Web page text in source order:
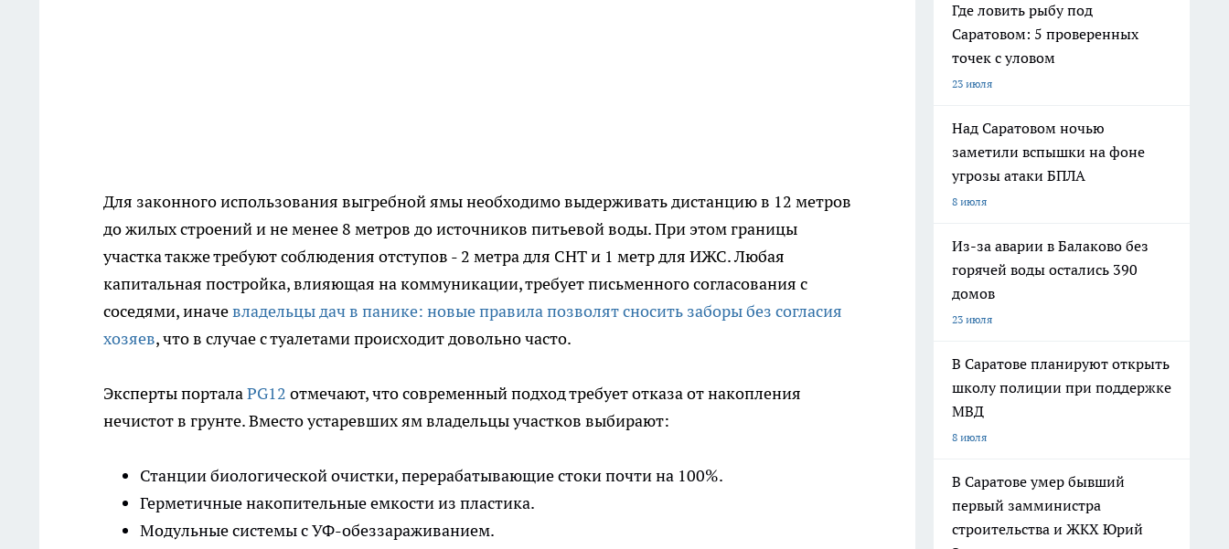
Для законного использования выгребной ямы необходимо выдерживать дистанцию в 12 метров
до жилых строений и не менее 8 метров до источников питьевой воды. При этом границы
участка также требуют соблюдения отступов - 2 метра для СНТ и 1 метр для ИЖС. Любая
капитальная постройка, влияющая на коммуникации, требует письменного согласования с
соседями, иначевладельцы дач в панике: новые правила позволят сносить заборы без согласия
хозяев, что в случае с туалетами происходит довольно часто.
Эксперты порталаPG12 отмечают, что современный подход требует отказа от накопления
нечистот в грунте. Вместо устаревших ям владельцы участков выбирают:
Станции биологической очистки, перерабатывающие стоки почти на 100%.
Герметичные накопительные емкости из пластика.
Модульные системы с УФ-обеззараживанием.
Где ловить рыбу под
Саратовом: 5 проверенных
точек с уловом
23 июля
Над Саратовом ночью
заметили вспышки на фоне
угрозы атаки БПЛА
8 июля
Из-за аварии в Балаково без
горячей воды остались 390
домов
23 июля
В Саратове планируют открыть
школу полиции при поддержке
МВД
8 июля
В Саратове умер бывший
первый замминистра
строительства и ЖКХ Юрий